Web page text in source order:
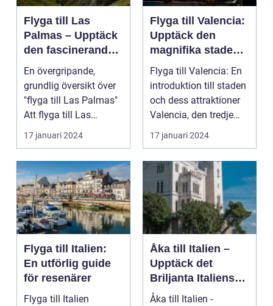
Flyga till Las
Palmas – Upptäck
den fascinerande
ögruppen
En övergripande,
grundlig översikt över
"flyga till Las Palmas"
Att flyga till Las
Palmas, beläget ...
17 januari 2024
Flyga till Valencia:
Upptäck den
magnifika staden
med sin rika
historia och kultur
Flyga till Valencia: En
introduktion till staden
och dess attraktioner
Valencia, den tredje
största...
17 januari 2024
Flyga till Italien:
En utförlig guide
för resenärer
Flyga till Italien
Åka till Italien –
Upptäck det
Briljanta Italienska
Paradiset
Åka till Italien -